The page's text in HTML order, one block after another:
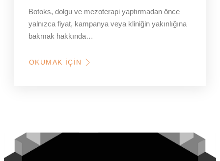
Botoks, dolgu ve mezoterapi yaptırmadan önce
yalnızca fiyat, kampanya veya kliniğin yakınlığına
bakmak hakkında…
OKUMAK İÇIN
HAKKINDA
DIKKAT
EDILMELIDIR?